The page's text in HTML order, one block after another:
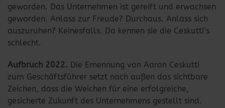
geworden. Das Unternehmen ist gereift und erwachsen
geworden. Anlass zur Freude? Durchaus. Anlass sich
auszuruhen? Keinesfalls. Da kennen sie die Ceskutti’s
schlecht.
Aufbruch 2022. Die Ernennung von Aaron Ceskutti
zum Geschäftsführer setzt nach außen das sichtbare
Zeichen, dass die Weichen für eine erfolgreiche,
gesicherte Zukunft des Unternehmens gestellt sind.